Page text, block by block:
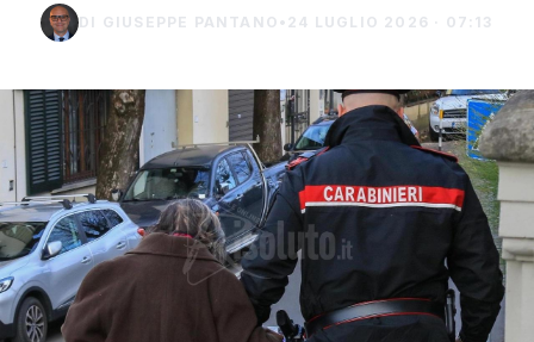
DI GIUSEPPE PANTANO • 24 LUGLIO 2026 · 07:13